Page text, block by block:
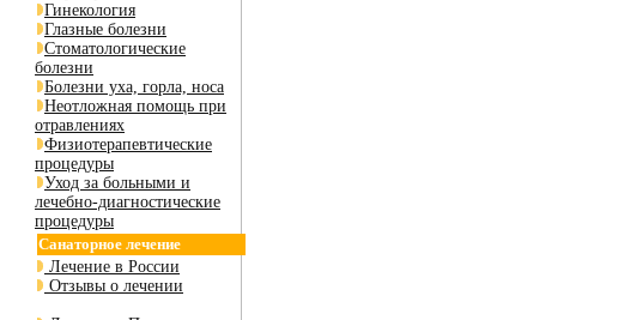
Гинекология
Глазные болезни
Стоматологические
болезни
Болезни уха, горла, носа
Неотложная помощь при
отравлениях
Физиотерапевтические
процедуры
Уход за больными и
лечебно-диагностические
процедуры
Санаторное лечение
Лечение в России
Отзывы о лечении